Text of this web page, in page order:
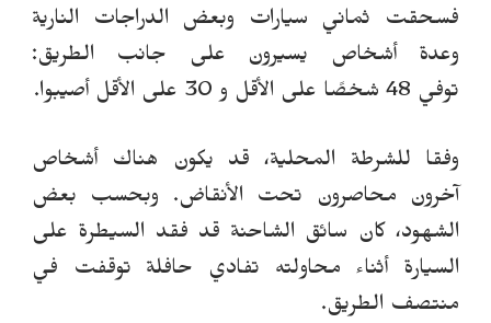
فسحقت ثماني سيارات وبعض الدراجات النارية
وعدة أشخاص يسيرون على جانب الطريق:
توفي 48 شخصًا على الأقل و 30 على الأقل أصيبوا.
وفقا للشرطة المحلية، قد يكون هناك أشخاص
آخرون محاصرون تحت الأنقاض. وبحسب بعض
الشهود، كان سائق الشاحنة قد فقد السيطرة على
السيارة أثناء محاولته تفادي حافلة توقفت في
منتصف الطريق.